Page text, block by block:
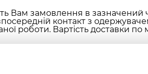
Вам замовлення в зазначений
контакт з
роботи. Вартість доставки по